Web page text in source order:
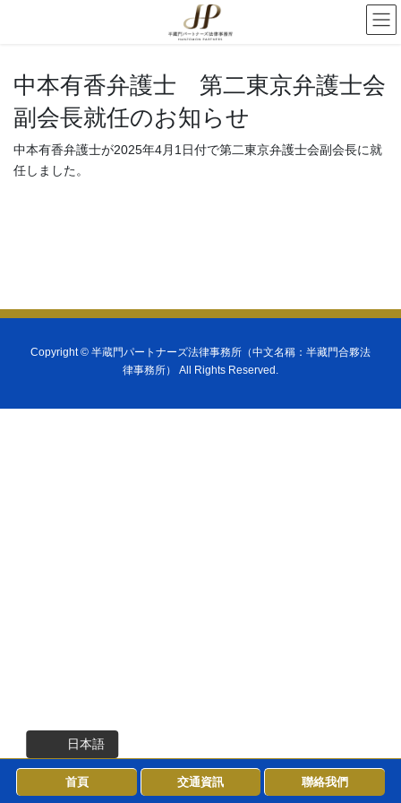
中本有香弁護士 第二東京弁護士会
副会長就任のお知らせ
中本有香弁護士が2025年4月1日付で第二東京弁護士会副会長に就
任しました。
日本語
Copyright © 半蔵門パートナーズ法律事務所（中文名稱：半藏門合夥法
律事務所）
All Rights Reserved.
首頁 交通資訊 聯絡我們